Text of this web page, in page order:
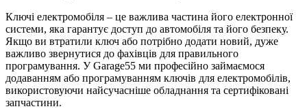
Ключі електромобіля – це важлива частина його електронної
системи, яка гарантує доступ до автомобіля та його безпеку.
Якщо ви втратили ключ або потрібно додати новий, дуже
важливо звернутися до фахівців для правильного
програмування. У Garage55 ми професійно займаємося
додаванням або програмуванням ключів для електромобілів,
використовуючи найсучасніше обладнання та сертифіковані
запчастини.